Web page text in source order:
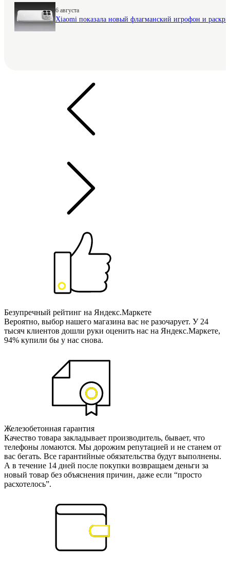
6 августа
Xiaomi показала новый флагманский игрофон и
Безупречный рейтинг на Яндекс.Маркете
Вероятно, выбор нашего магазина вас не разочарует. У 24
тысяч клиентов дошли руки оценить нас на Яндекс.Маркете,
94% купили бы у нас снова.
Железобетонная гарантия
Качество товара закладывает производитель, бывает, что
телефоны ломаются. Мы дорожим репутацией и не станем от
вас бегать. Все гарантийные обязательства будут выполнены.
А в течение 14 дней после покупки возвращаем деньги за
новый товар без объяснения причин, даже если “просто
расхотелось”.